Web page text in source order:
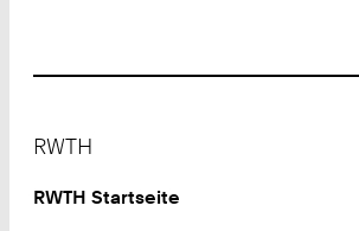
RWTH
RWTH Startseite